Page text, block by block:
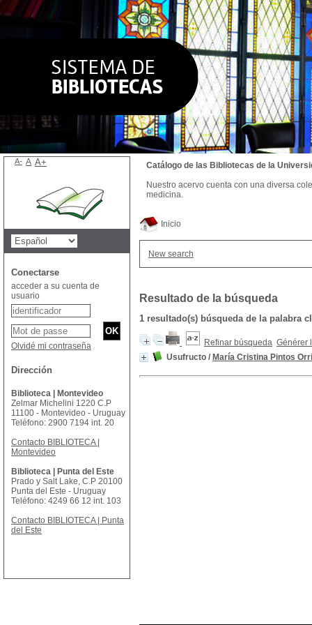
Inicio
New search
Resultado de la búsqueda
1 resultado(s) búsqueda de la palabra
Refinar búsqueda Générer
Usufructo / María Cristina Pintos
Catálogo de las Bibliotecas de la
Nuestro acervo cuenta con una diversa
medicina.
A- A A+
Conectarse
acceder a su cuenta de
usuario
Olvidé mi contraseña
Dirección
Biblioteca | Montevideo
Zelmar Michelini 1220 C.P
11100 - Montevideo - Uruguay
Teléfono: 2900 7194 int. 20
Contacto BIBLIOTECA |
Montevideo
Biblioteca | Punta del Este
Prado y Salt Lake, C.P 20100
Punta del Este - Uruguay
Teléfono: 4249 66 12 int. 103
Contacto BIBLIOTECA | Punta
del Este